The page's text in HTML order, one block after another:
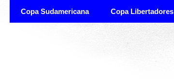
Copa Sudamericana Copa Libertadores